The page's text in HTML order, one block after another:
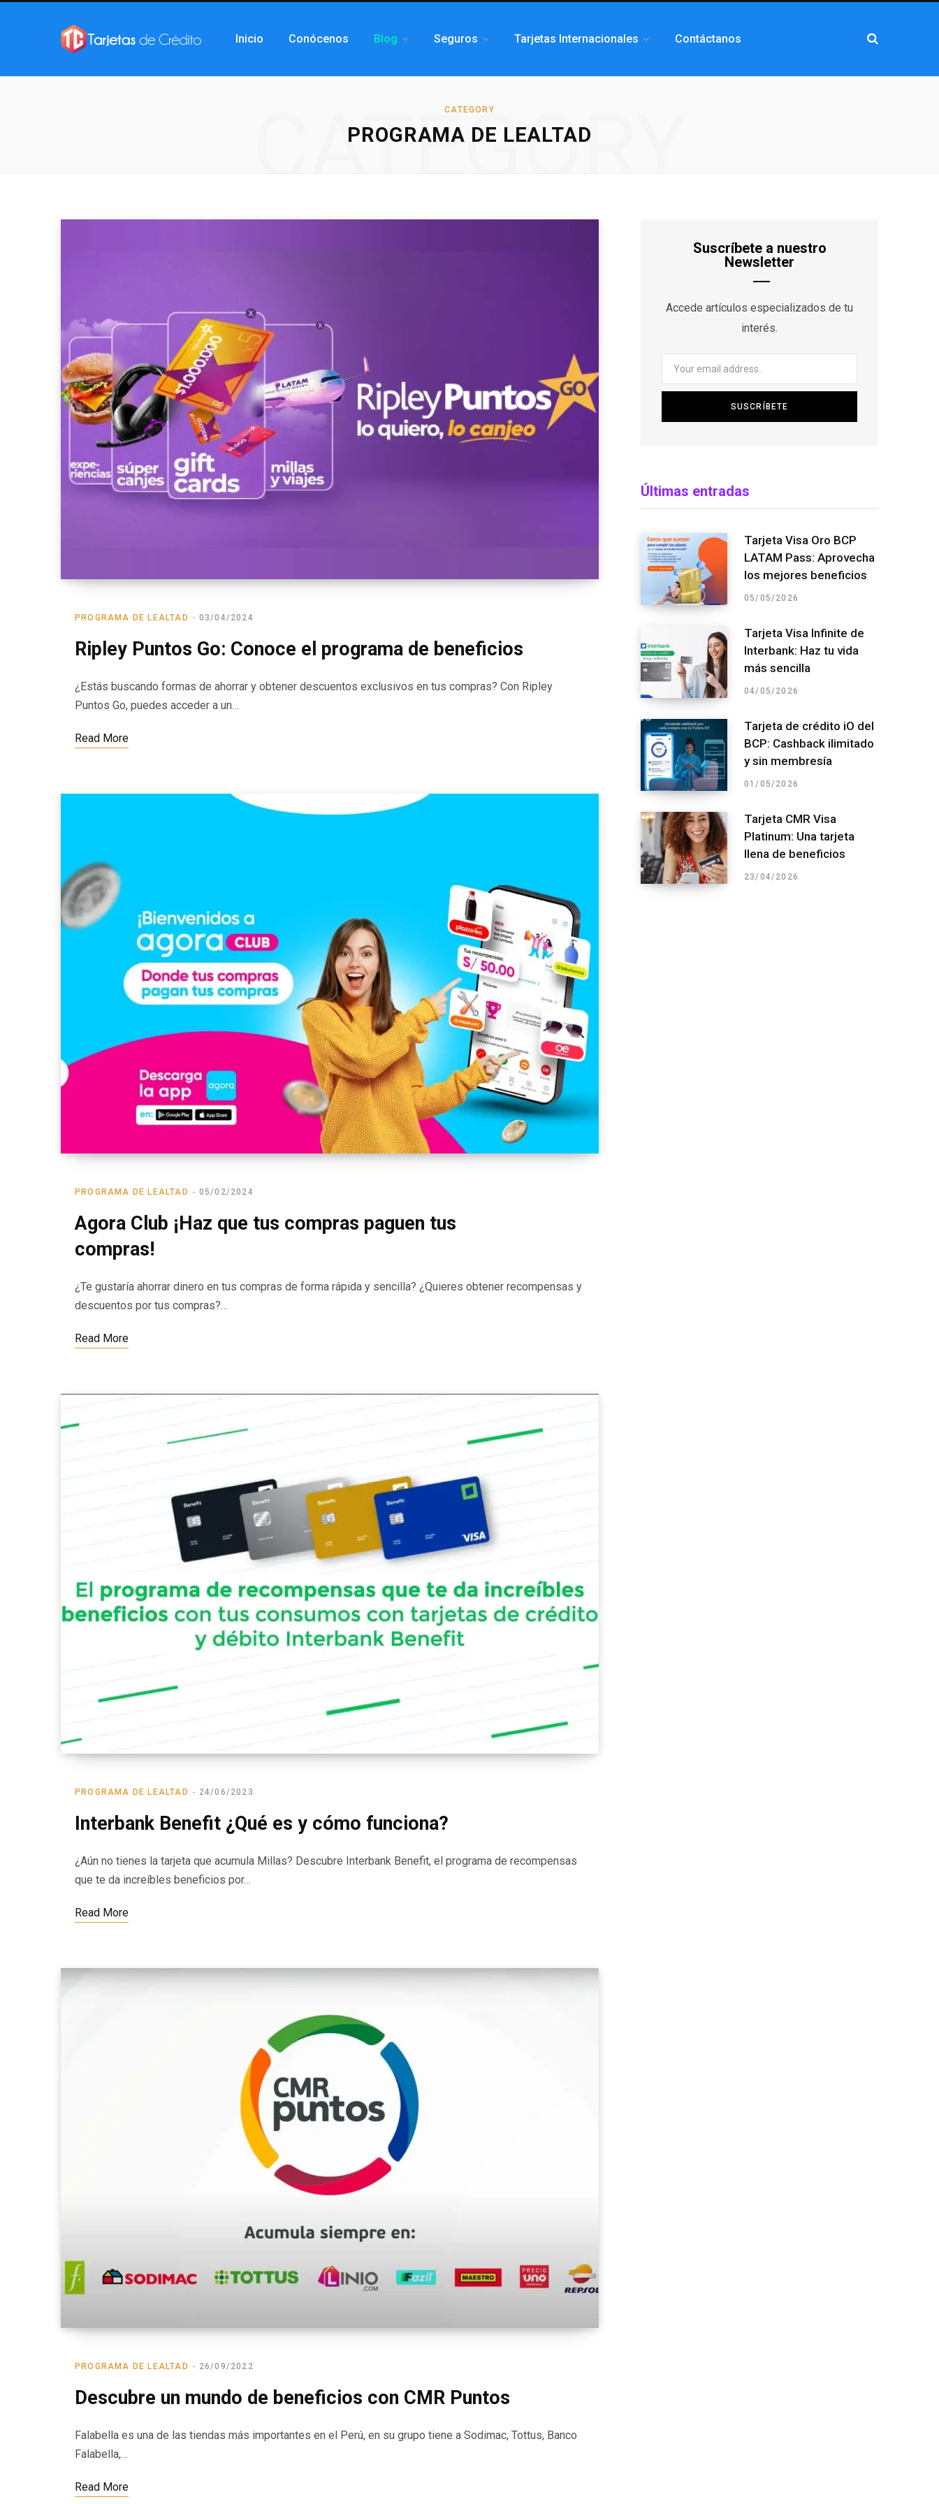
Inicio Conócenos Blog Seguros Tarjetas Internacionales Contáctanos
CATEGORY
PROGRAMA DE LEALTAD
CATEGORY
PROGRAMA DE LEALTAD 03/04/2024
Ripley Puntos Go: Conoce el programa de beneficios
¿Estás buscando formas de ahorrar y obtener descuentos exclusivos en tus compras? Con Ripley
Puntos Go, puedes acceder a un…
Read More
PROGRAMA DE LEALTAD 05/02/2024
Agora Club ¡Haz que tus compras paguen tus
compras!
¿Te gustaría ahorrar dinero en tus compras de forma rápida y sencilla? ¿Quieres obtener recompensas y
descuentos por tus compras?…
Read More
PROGRAMA DE LEALTAD 24/06/2023
Interbank Benefit ¿Qué es y cómo funciona?
¿Aún no tienes la tarjeta que acumula Millas? Descubre Interbank Benefit, el programa de recompensas
que te da increíbles beneficios por…
Read More
PROGRAMA DE LEALTAD 26/09/2022
Descubre un mundo de beneficios con CMR Puntos
Falabella es una de las tiendas más importantes en el Perú, en su grupo tiene a Sodimac, Tottus, Banco
Falabella,…
Read More
Suscríbete a nuestro
Newsletter
Accede artículos especializados de tu
interés.
Últimas entradas
Tarjeta Visa Oro BCP
LATAM Pass: Aprovecha
los mejores beneficios
05/05/2026
Tarjeta Visa Infinite de
Interbank: Haz tu vida
más sencilla
04/05/2026
Tarjeta de crédito iO del
BCP: Cashback ilimitado
y sin membresía
01/05/2026
Tarjeta CMR Visa
Platinum: Una tarjeta
llena de beneficios
23/04/2026